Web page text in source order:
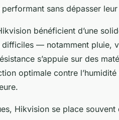
sans dépasser
bénéficient d’une
— notamment pluie,
s’appuie sur des
optimale contre
Hikvision se place